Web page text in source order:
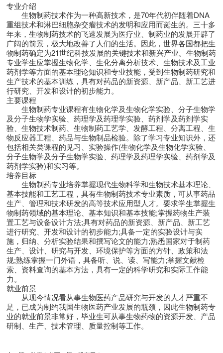
专业介绍
生物制药技术作为一种高新技术，是70年代初伴随着DNA
重组技术和淋巴细胞杂交瘤技术的发明和应用而诞生的。三十多
年来，生物制药技术的飞速发展为医疗业、制药业的发展开辟了
广阔的前景，极大地改善了人们的生活。因此，世界各国都把生
物制药确定为21世纪科技发展的关键技术和新兴产业。生物制药
专业学生应掌握生物化学、生化分离分析技术、生物技术及工业
药剂学等方面的基本理论知识和专业技能，受到生物制药研究和
生产技术的基本训练，具有对药品的新资源、新产品、新工艺进
行研究、开发和设计的初步能力。
主要课程
生物制药专业课程有生物化学及生物化学实验、分子生物学
及分子生物学实验、药理学及药理学实验、药剂学及药剂学实
验、生物技术制药、生物制药工艺学、发酵工程、分离工程、生
物反应器工程、药品与生物制品检验。除了学习专业知识外，还
包括相关类课程的见习、实验操作(生物化学及生物化学实验、
分子生物学及分子生物学实验、药理学及药理学实验、药剂学及
药剂学实验)和实习等。
培养目标
生物制药专业培养掌握现代生物科学和生物技术基本理论、
基本技能和工艺工程，具有生物制药技术专业素质，可从事药品
生产、管理和技术研发的高等技术应用型人才。要求学生掌握生
物制药领域的基本理论、基本知识和基本技能;掌握药物生产装
置工艺与设备设计方法;具有对药品的新资源、新产品、新工艺
进行研究、开发和设计的初步能力;具备一定的实验设计与实
施，归纳、分析实验结果和撰写论文的能力;熟悉国家对于制药
生产、设计、研究与开发、环境保护等方面的方针、政策和法
规;熟练掌握一门外语，具备听、说、读、写能力;掌握文献检
索、资料查询的基本方法，具有一定的科学研究和实际工作能
力。
就业前景
从现今情况看从事生物医药产品研究与开发的人才严重不
足，已成为制约我国生物医药产业发展的瓶颈，因此生物制药专
业的就业前景非常好，毕业生可从事生物药物的资源开发、产品
研制、生产、技术管理、质量控制等工作。